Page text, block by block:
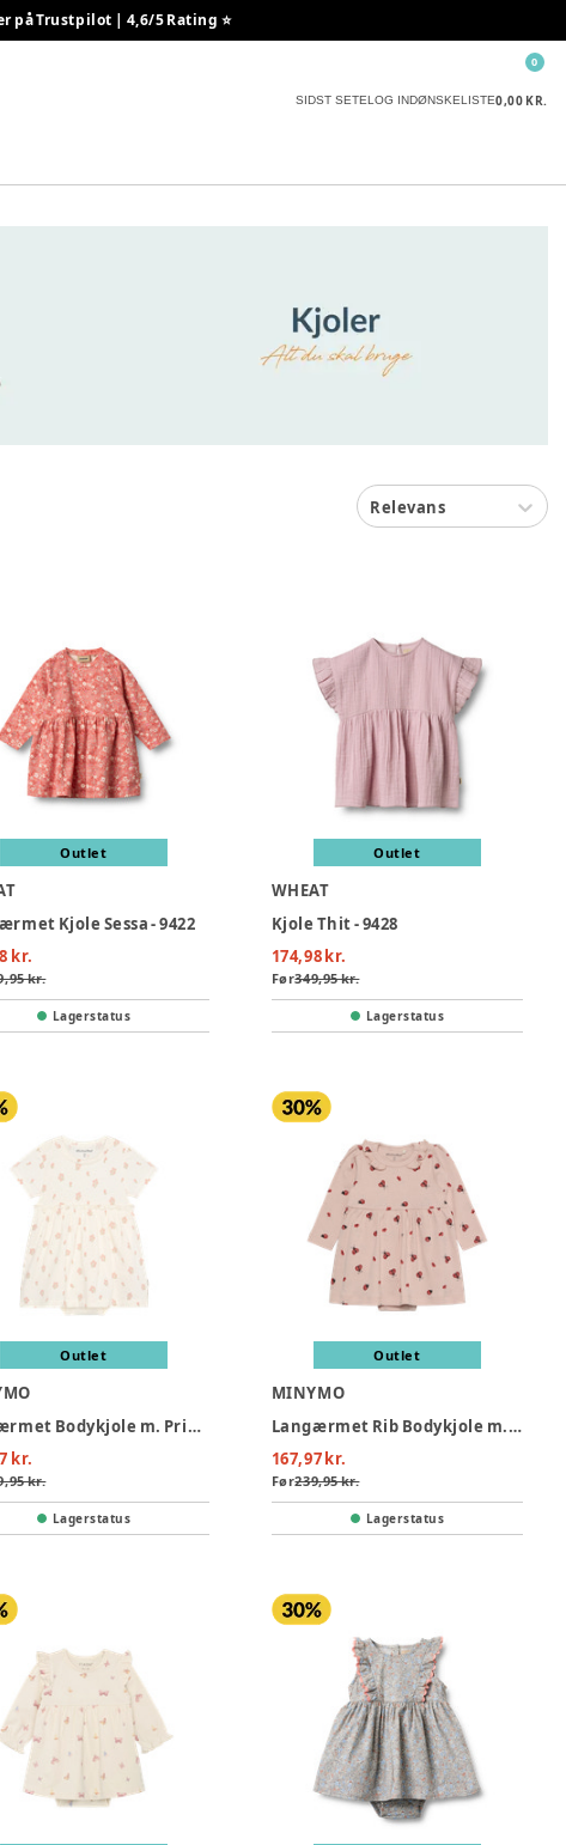
på Trustpilot | 4,6/5 Rating ⭐️
SIDST SETELOG INDØNSKELISTE0,00 KR.
0
Relevans
Outlet
Kjole Sessa - 9422
kr.
kr.
Lagerstatus
Outlet
WHEAT
Kjole Thit - 9428
174,98 kr.
Før349,95 kr.
Lagerstatus
Outlet
Kortærmet Bodykjole m. Print - Vanilla Ice
kr.
kr.
Lagerstatus
Outlet
MINYMO
Langærmet Rib Bodykjole m. Print - Peach Whip
167,97 kr.
Før239,95 kr.
Lagerstatus